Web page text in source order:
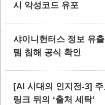
시 악성코드 유포
샤이니헌터스 정보 유
템 침해 공식 확인
[AI 시대의 인지전-3]
링크 뒤의 ‘출처 세탁’